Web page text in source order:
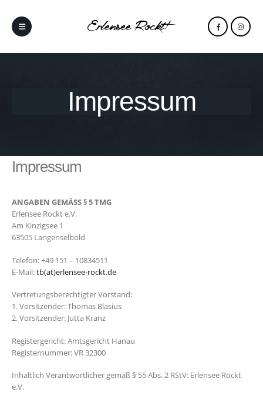
Impressum
Impressum
ANGABEN GEMÄSS § 5 TMG
Erlensee Rockt e.V.
Am Kinzigsee 1
63505 Langenselbold
Telefon: +49 151 – 10834511
E-Mail:tb(at)erlensee-rockt.de
Vertretungsberechtigter Vorstand:
1. Vorsitzender: Thomas Blasius
2. Vorsitzender: Jutta Kranz
Registergericht: Amtsgericht Hanau
Registernummer: VR 32300
Inhaltlich Verantwortlicher gemäß § 55 Abs. 2 RStV: Erlensee Rockt
e.V.